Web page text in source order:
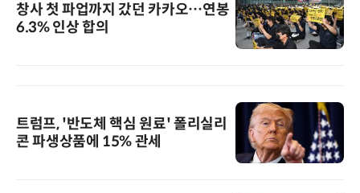
창사 첫 파업까지 갔던 카카오…연봉
6.3% 인상 합의
트럼프, '반도체 핵심 원료' 폴리실리
콘 파생상품에 15% 관세